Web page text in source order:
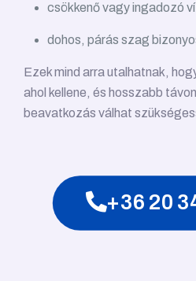
csökkenő vagy ingadozó
dohos, párás szag
Ezek mind arra utalhatnak,
ahol kellene, és hosszabb
beavatkozás válhat
+36 20